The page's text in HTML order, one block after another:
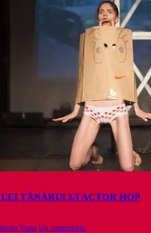
TÂNĂRULUI ACTOR HOP
Țupa Un comentariu